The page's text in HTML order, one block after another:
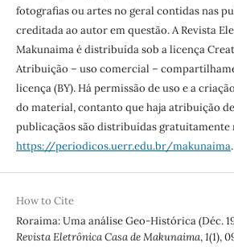
fotografias ou artes no geral contidas nas
creditada ao autor em questão. A Revista
Makunaima é distribuída sob a licença
Atribuição – uso comercial –
licença (BY). Há permissão de uso e a
do material, contanto que haja atribuição
publicaçãos são distribuídas gratuitamente
https://periodicos.uerr.edu.br/makunaima.
How to Cite
Roraima: Uma análise Geo-Histórica (Déc.
Revista Eletrônica Casa de Makunaima,1(1),